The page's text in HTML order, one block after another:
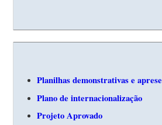
Planilhas demonstrativas e
Plano de internacionalização
Projeto Aprovado